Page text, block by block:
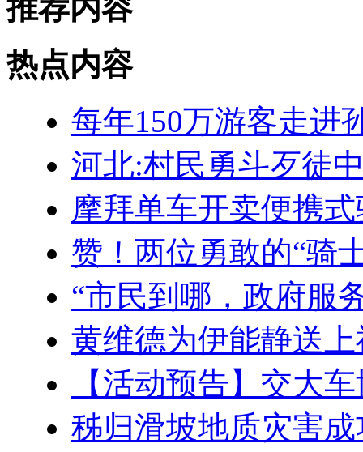
推荐内容
热点内容
每年150万游客走进
河北:村民勇斗歹徒
摩拜单车开卖便携
赞！两位勇敢的“骑
“市民到哪，政府服
黄维德为伊能静送上
【活动预告】交大
秭归滑坡地质灾害